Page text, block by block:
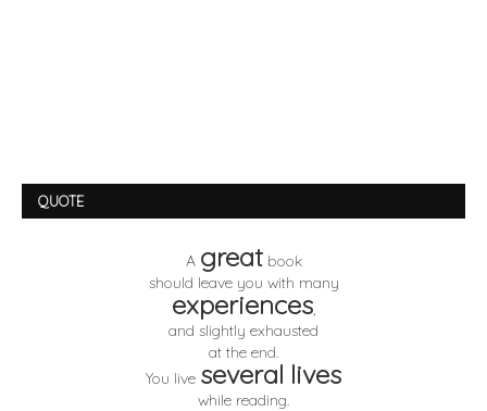
QUOTE
A greatbook
should leave you with many
experiences,
and slightly exhausted
at the end.
You live several lives
while reading.